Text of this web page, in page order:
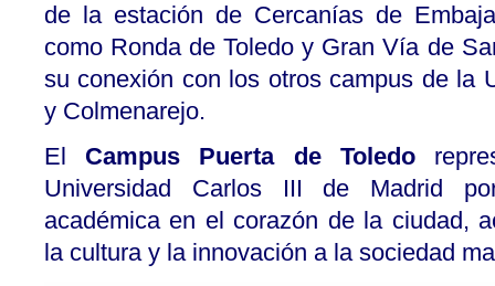
de la estación de Cercanías de
como Ronda de Toledo y Gran Vía de
su conexión con los otros campus de la
y Colmenarejo.
El Campus Puerta de Toledo
Universidad Carlos III de Madrid
académica en el corazón de la ciudad,
la cultura y la innovación a la sociedad